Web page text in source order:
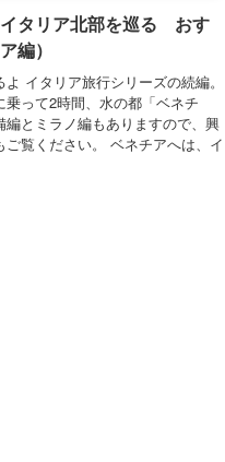
タリア北部を巡る おす
編）
イタリア旅行シリーズの続編。
って2時間、水の都「ベネチ
とミラノ編もありますので、興
覧ください。 ベネチアへは、イ